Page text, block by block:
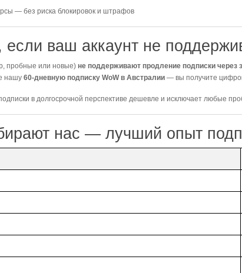
— без риска блокировок и штрафов
если ваш аккаунт не
пробные или новые) не поддерживают продление подписки через
нашу 60-дневную подписку WoW в Австралии — вы получите
в долгосрочной перспективе дешевле и исключает любые
нас — лучший опыт